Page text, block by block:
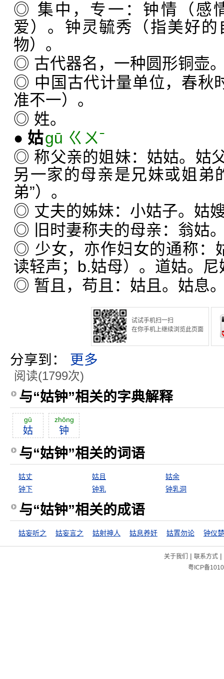
◎ 集中，专一：钟情（感
爱）。钟灵毓秀（指美好
物）。
◎ 古代器名，一种圆形铜壶
◎ 中国古代计量单位，春秋
准不一）。
◎ 姓。
● 姑gū ㄍㄨˉ
◎ 称父亲的姐妹：姑姑。姑
另一家的母亲是兄妹或姐弟
弟”）。
◎ 丈夫的姊妹：小姑子。姑
◎ 旧时妻称夫的母亲：翁姑
◎ 少女，亦作妇女的通称：
读轻声；b.姑母）。道姑。尼
◎ 暂且，苟且：姑且。姑息
试试手机扫一扫
在你手机上继续浏览此页面
分享到： 更多
阅读(1799次)
与“姑钟”相关的字典解释
gū
姑
zhōng
钟
与“姑钟”相关的词语
姑丈 姑且
姑余
钟下
钟乳 钟乳洞
与“姑钟”相关的成语
姑妄听之 姑妄言之 姑射神人 姑息养奸 姑置勿论 钟仪
关于我们 | 联系方式|
粤ICP备